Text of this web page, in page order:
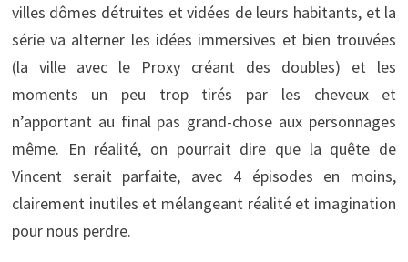
villes dômes détruites et vidées de leurs habitants, et la
série va alterner les idées immersives et bien trouvées
(la ville avec le Proxy créant des doubles) et les
moments un peu trop tirés par les cheveux et
n’apportant au final pas grand-chose aux personnages
même. En réalité, on pourrait dire que la quête de
Vincent serait parfaite, avec 4 épisodes en moins,
clairement inutiles et mélangeant réalité et imagination
pour nous perdre.